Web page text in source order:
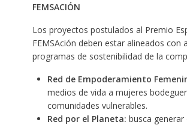
FEMSACIÓN
Los proyectos postulados al Premio
FEMSAción deben estar alineados con
programas de sostenibilidad de la
Red de Empoderamiento
medios de vida a mujeres
comunidades vulnerables.
Red por el Planeta: busca generar